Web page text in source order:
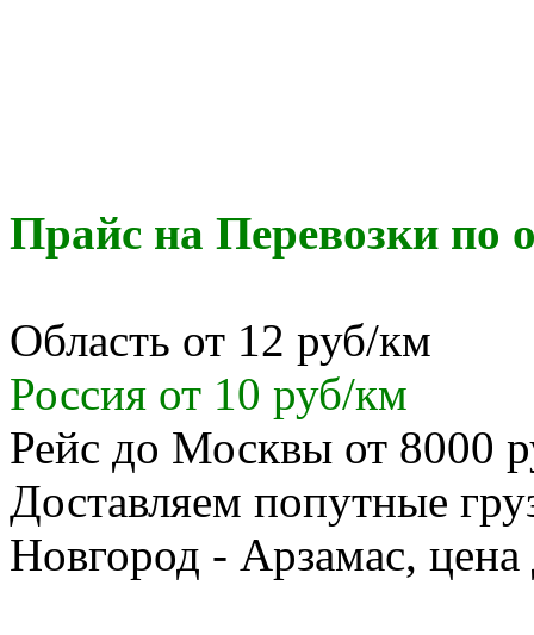
Прайс на Перевозки по
Область от 12 руб/км
Россия от 10 руб/км
Рейс до Москвы от 8000
Доставляем попутные
Новгород - Арзамас, цена